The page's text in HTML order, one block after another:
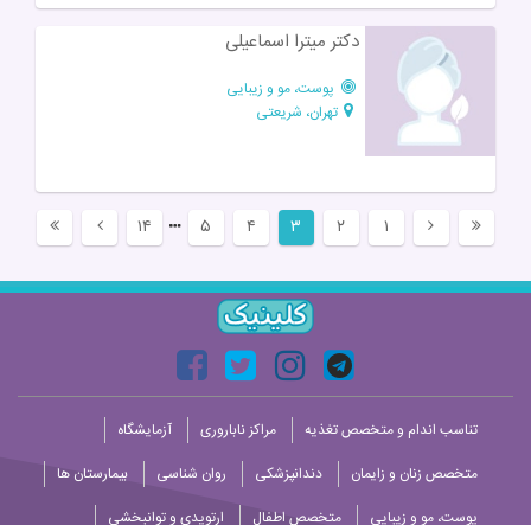
دکتر میترا اسماعیلی
پوست، مو و زیبایی
تهران، شریعتی
۱ ۲ ۳ ۴ ۵ ۱۴
تناسب اندام و متخصص تغذیه مراکز ناباروری
آزمایشگاه
متخصص زنان و زایمان
دندانپزشکی روان شناسی
بیمارستان ها
پوست، مو و زیبایی
متخصص اطفال ارتوپدی و توانبخشی